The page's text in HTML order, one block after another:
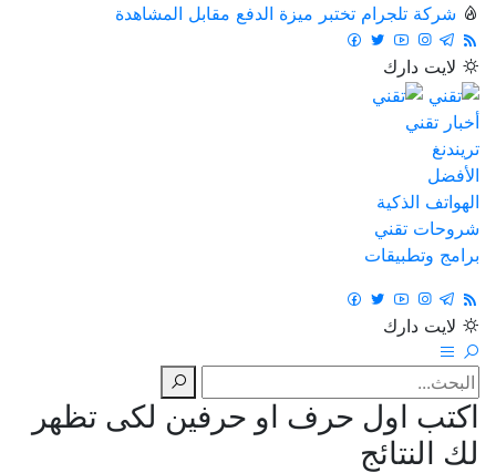
شركة تلجرام تختبر ميزة الدفع مقابل المشاهدة
لايت دارك
أخبار تقني
تريندنغ
الأفضل
الهواتف الذكية
شروحات تقني
برامج وتطبيقات
لايت دارك
اكتب اول حرف او حرفين لكى تظهر
لك النتائج